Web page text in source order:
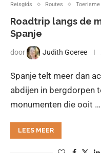
Reisgids
Routes Toerisme
Roadtrip langs de
Spanje
door Judith Goeree
Spanje telt meer dan
abdijen in bergdorpen
monumenten die ooit …
LEES MEER